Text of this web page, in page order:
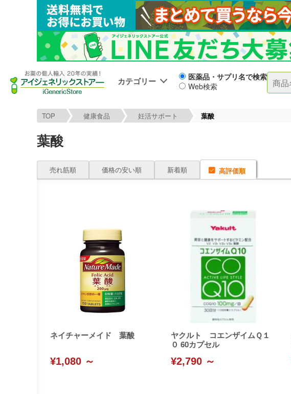
カテゴリー
医薬品・サプリ名で検索
Web検索
TOP 健康食品 妊活サポート 葉酸
葉酸
売れ筋順 価格の安い順 新着順 高評価順
ネイチャーメイド 葉酸
¥1,080 ～
ヤクルト コエンザイムＱ１
０ 60カプセル
¥2,790 ～